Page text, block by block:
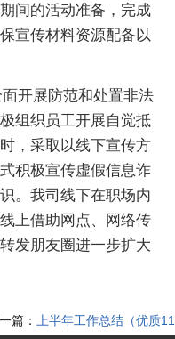
间的活动准备，完成
宣传材料资源配备以
面开展防范和处置非法
组织员工开展自觉抵
，采取以线下宣传方
积极宣传虚假信息诈
。我司线下在职场内
上借助网点、网络传
发朋友圈进一步扩大
篇： 上半年工作总结（优质11